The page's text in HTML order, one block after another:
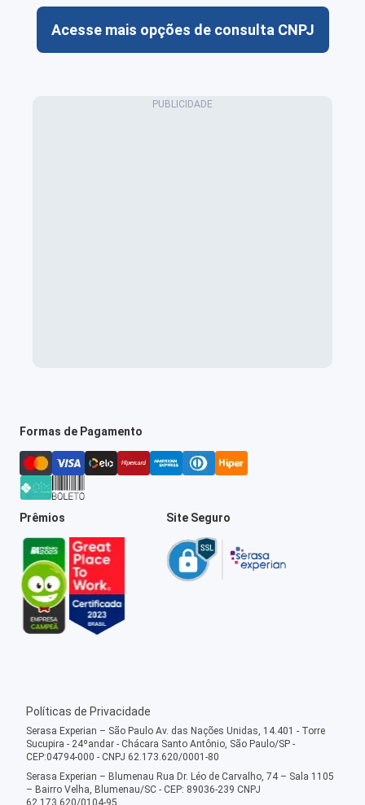
Acesse mais opções de consulta CNPJ
Formas de Pagamento
Prêmios Site Seguro
Políticas de Privacidade
Serasa Experian – São Paulo Av. das Nações Unidas, 14.401 - Torre
Sucupira - 24ºandar - Chácara Santo Antônio, São Paulo/SP -
CEP:04794-000 - CNPJ 62.173.620/0001-80
Serasa Experian – Blumenau Rua Dr. Léo de Carvalho, 74 – Sala 1105
– Bairro Velha, Blumenau/SC - CEP: 89036-239 CNPJ
62.173.620/0104-95